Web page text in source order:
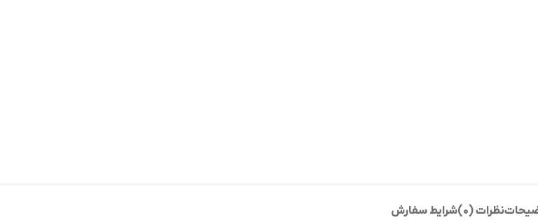
نظرات (0) شرایط سفارش